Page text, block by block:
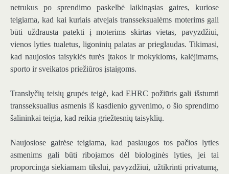
netrukus po sprendimo paskelbė laikinąsias gaires, kuriose
teigiama, kad kai kuriais atvejais transseksualėms moterims gali
būti uždrausta patekti į moterims skirtas vietas, pavyzdžiui,
vienos lyties tualetus, ligoninių palatas ar prieglaudas. Tikimasi,
kad naujosios taisyklės turės įtakos ir mokykloms, kalėjimams,
sporto ir sveikatos priežiūros įstaigoms.
Translyčių teisių grupės teigė, kad EHRC požiūris gali išstumti
transseksualius asmenis iš kasdienio gyvenimo, o šio sprendimo
šalininkai teigia, kad reikia griežtesnių taisyklių.
Naujosiose gairėse teigiama, kad paslaugos tos pačios lyties
asmenims gali būti ribojamos dėl biologinės lyties, jei tai
proporcinga siekiamam tikslui, pavyzdžiui, užtikrinti privatumą,